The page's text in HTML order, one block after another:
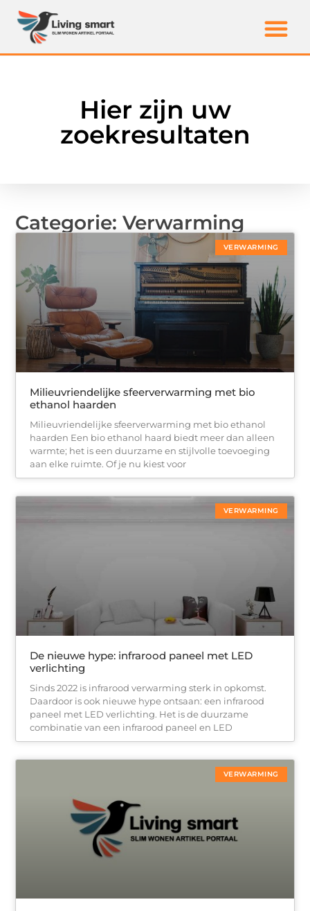
Hier zijn uw
zoekresultaten
Categorie: Verwarming
VERWARMING
Milieuvriendelijke sfeerverwarming met bio
ethanol haarden
Milieuvriendelijke sfeerverwarming met bio ethanol
haarden Een bio ethanol haard biedt meer dan alleen
warmte; het is een duurzame en stijlvolle toevoeging
aan elke ruimte. Of je nu kiest voor
VERWARMING
De nieuwe hype: infrarood paneel met LED
verlichting
Sinds 2022 is infrarood verwarming sterk in opkomst.
Daardoor is ook nieuwe hype ontsaan: een infrarood
paneel met LED verlichting. Het is de duurzame
combinatie van een infrarood paneel en LED
VERWARMING